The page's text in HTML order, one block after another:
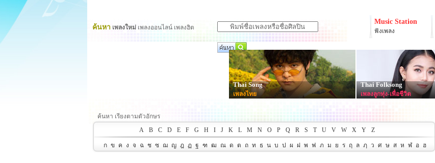
ค้นหา เพลงใหม่ เพลงออนไลน์ เพลงฮิต
Music Station
ฟังเพลง
Thai Song
เพลงไทย
Thai Folksong
เพลงลูกทุ่ง-เพื่อชีวิต
ค้นหา เรียงตามตัวอักษร
A
B C D E F G H I J K L M N O P Q R S T U V W X Y Z
ก ข ค ง จ ฉ ช ซ ฌ ญ ฎ ฏ ฐ ฑ ฒ ณ ด ต ถ ท ธ น บ ป ผ ฝ พ ฟ ภ ม ย ร ฤ ล ฦ ว ศ ษ ส ห ฬ อ ฮ